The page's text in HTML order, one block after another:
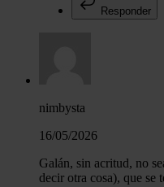
Responder
nimbysta
16/05/2026
Galán, sin acritud, no
decir otra cosa), que se